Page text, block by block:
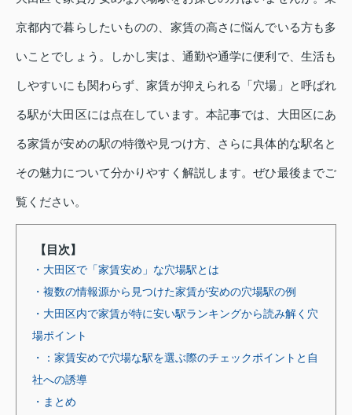
京都内で暮らしたいものの、家賃の高さに悩んでいる方も多
いことでしょう。しかし実は、通勤や通学に便利で、生活も
しやすいにも関わらず、家賃が抑えられる「穴場」と呼ばれ
る駅が大田区には点在しています。本記事では、大田区にあ
る家賃が安めの駅の特徴や見つけ方、さらに具体的な駅名と
その魅力について分かりやすく解説します。ぜひ最後までご
覧ください。
【目次】
・大田区で「家賃安め」な穴場駅とは
・複数の情報源から見つけた家賃が安めの穴場駅の例
・大田区内で家賃が特に安い駅ランキングから読み解く穴
場ポイント
・：家賃安めで穴場な駅を選ぶ際のチェックポイントと自
社への誘導
・まとめ